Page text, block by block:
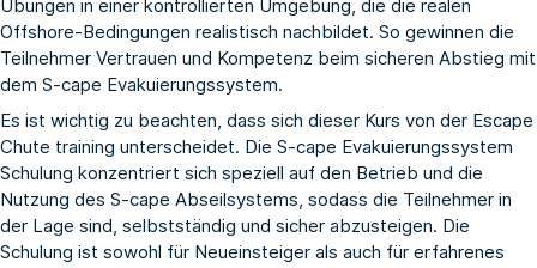
Übungen in einer kontrollierten Umgebung, die die realen
Offshore-Bedingungen realistisch nachbildet. So gewinnen die
Teilnehmer Vertrauen und Kompetenz beim sicheren Abstieg mit
dem S-cape Evakuierungssystem.
Es ist wichtig zu beachten, dass sich dieser Kurs von der Escape
Chute training unterscheidet. Die S-cape Evakuierungssystem
Schulung konzentriert sich speziell auf den Betrieb und die
Nutzung des S-cape Abseilsystems, sodass die Teilnehmer in
der Lage sind, selbstständig und sicher abzusteigen. Die
Schulung ist sowohl für Neueinsteiger als auch für erfahrenes